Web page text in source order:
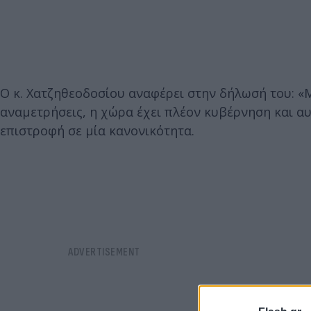
Ο κ. Χατζηθεοδοσίου αναφέρει στην δήλωσή του:
αναμετρήσεις, η χώρα έχει πλέον κυβέρνηση και
επιστροφή σε μία κανονικότητα.